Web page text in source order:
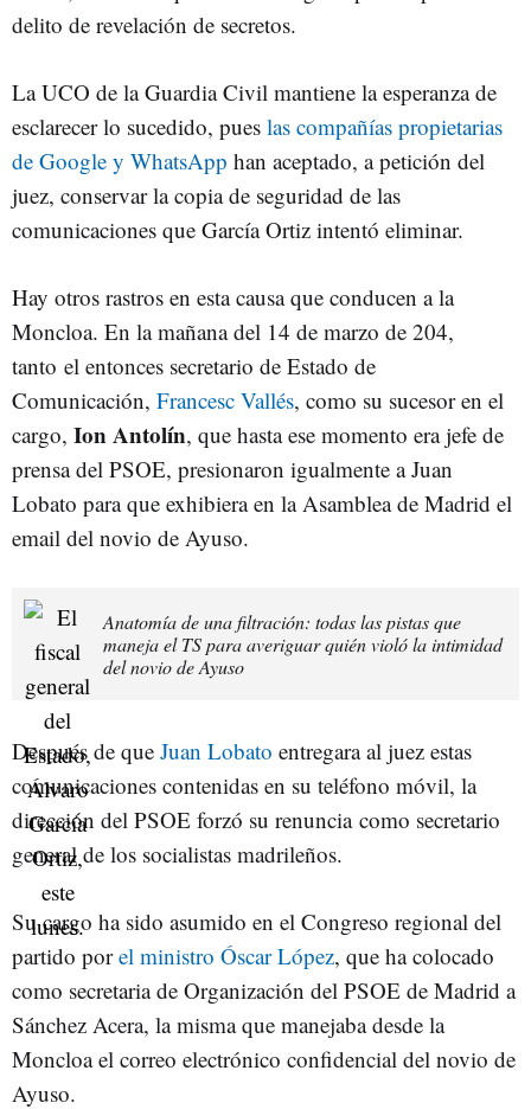
delito de revelación de secretos.
La UCO de la Guardia Civil mantiene la esperanza de
esclarecer lo sucedido, pues las compañías propietarias
de Google y WhatsApp han aceptado, a petición del
juez, conservar la copia de seguridad de las
comunicaciones que García Ortiz intentó eliminar.
Hay otros rastros en esta causa que conducen a la
Moncloa. En la mañana del 14 de marzo de 204,
tanto el entonces secretario de Estado de
Comunicación, Francesc Vallés, como su sucesor en el
cargo, Ion Antolín, que hasta ese momento era jefe de
prensa del PSOE, presionaron igualmente a Juan
Lobato para que exhibiera en la Asamblea de Madrid el
email del novio de Ayuso.
Anatomía de una filtración: todas las pistas que
maneja el TS para averiguar quién violó la intimidad
del novio de Ayuso
Después de que Juan Lobato entregara al juez estas
comunicaciones contenidas en su teléfono móvil, la
dirección del PSOE forzó su renuncia como secretario
general de los socialistas madrileños.
Su cargo ha sido asumido en el Congreso regional del
partido porel ministro Óscar López, que ha colocado
como secretaria de Organización del PSOE de Madrid a
Sánchez Acera, la misma que manejaba desde la
Moncloa el correo electrónico confidencial del novio de
Ayuso.